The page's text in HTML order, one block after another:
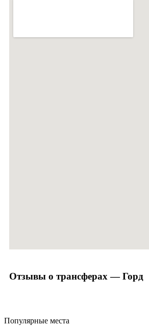
Отзывы о трансферах — Горд
Популярные места